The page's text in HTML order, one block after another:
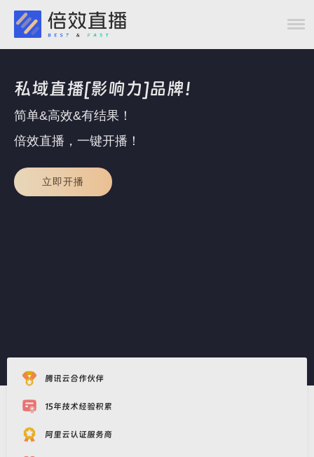
私域直播[影响力]品牌！
简单&高效&有结果！
倍效直播，一键开播！
立即开播
腾讯云合作伙伴
15年技术经验积累
阿里云认证服务商